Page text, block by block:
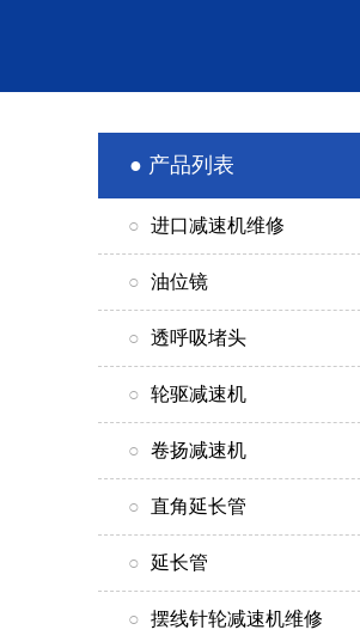
● 产品列表
○ 进口减速机维修
○ 油位镜
○ 透呼吸堵头
○ 轮驱减速机
○ 卷扬减速机
○ 直角延长管
○ 延长管
○ 摆线针轮减速机维修